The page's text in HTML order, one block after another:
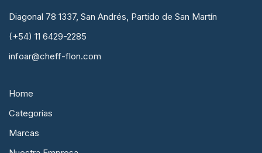
Diagonal 78 1337, San Andrés, Partido de San Martín
(+54) 11 6429-2285
infoar@cheff-flon.com
Home
Categorías
Marcas